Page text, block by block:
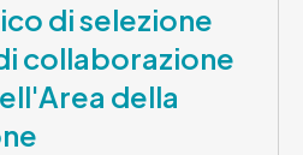
di selezione
collaborazione
della